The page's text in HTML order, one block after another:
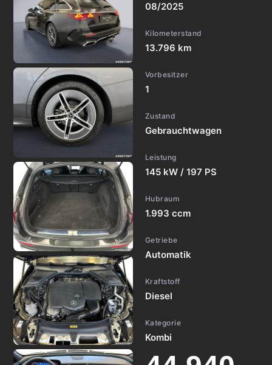
08/2025
Kilometerstand
13.796 km
Vorbesitzer
1
Zustand
Gebrauchtwagen
Leistung
145 kW / 197 PS
Hubraum
1.993 ccm
Getriebe
Automatik
Kraftstoff
Diesel
Kategorie
Kombi